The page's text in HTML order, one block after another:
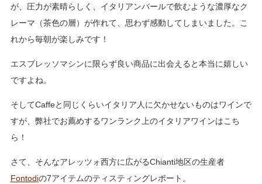
が、圧力が素晴らしく、イタリアンバールで飲むような濃厚なク
レーマ（茶色の層）が作れて、思わず感動してしまいました。こ
れから毎朝が楽しみです！
エスプレッソマシンに限らず良い商品に出会えると本当に嬉しい
ですよね。
そしてCaffeと同じくらいイタリア人に欠かせないものはワインで
すが、弊社でお薦めするワンランク上のイタリアワインはこち
ら！
さて、そんなアレッツォ西方に広がるChianti地区の生産者
Fontodiの7アイテムのティスティングレポート。